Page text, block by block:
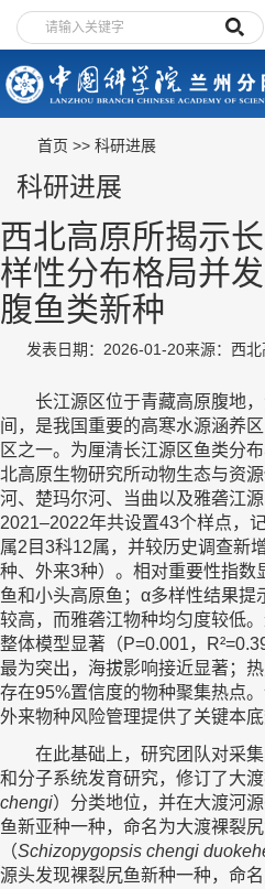
首页 >> 科研进展
科研进展
西北高原所揭示
样性分布格局并
腹鱼类新种
发表日期：2026-01-20来源：西
长江源区位于青藏高原腹地
间，是我国重要的高寒水源涵养
区之一。为厘清长江源区鱼类分
北高原生物研究所动物生态与资
河、楚玛尔河、当曲以及雅砻江
2021–2022年共设置43个样点，
属2目3科12属，并较历史调查新
种、外来3种）。相对重要性指数
鱼和小头高原鱼；α多样性结果提
较高，而雅砻江物种均匀度较低
整体模型显著（P=0.001，
最为突出，海拔影响接近显著；
存在95%置信度的物种聚集热点
外来物种风险管理提供了关键本底
在此基础上，研究团队对采
和分子系统发育研究，修订了大
chengi）分类地位，并在大渡河
鱼新亚种一种，命名为大渡裸裂
（Schizopygopsis chengi
源头发现裸裂尻鱼新种一种，命